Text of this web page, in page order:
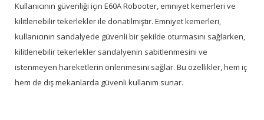
Kullanıcının güvenliği için E60A Robooter, emniyet kemerleri ve
kilitlenebilir tekerlekler ile donatılmıştır. Emniyet kemerleri,
kullanıcının sandalyede güvenli bir şekilde oturmasını sağlarken,
kilitlenebilir tekerlekler sandalyenin sabitlenmesini ve
istenmeyen hareketlerin önlenmesini sağlar. Bu özellikler, hem iç
hem de dış mekanlarda güvenli kullanım sunar.